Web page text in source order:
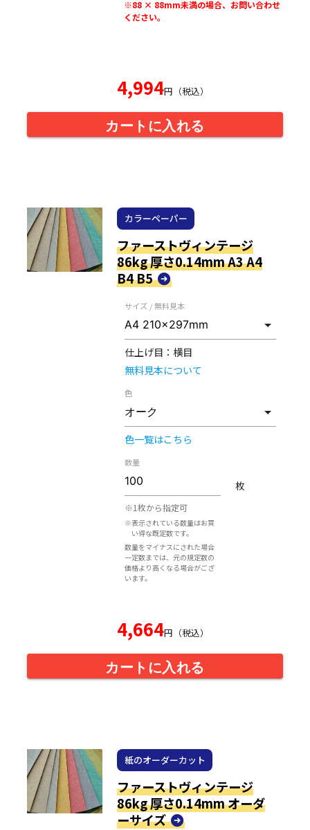
※88 × 88mm未満の場合、お問い合わせ
ください。
4,994円（税込）
カートに入れる
カラーペーパー
ファーストヴィンテージ
86kg 厚さ0.14mm A3 A4
B4 B5
サイズ / 無料見本
仕上げ目： 横目
無料見本について
色
色一覧はこちら
数量
※1枚から指定可
※表示されている数量はお買
い得な既定数です。
数量をマイナスにされた場合
一定数までは、元の規定数の
価格より高くなる場合がござ
います。
枚
4,664円（税込）
カートに入れる
紙のオーダーカット
ファーストヴィンテージ
86kg 厚さ0.14mm オーダ
ーサイズ